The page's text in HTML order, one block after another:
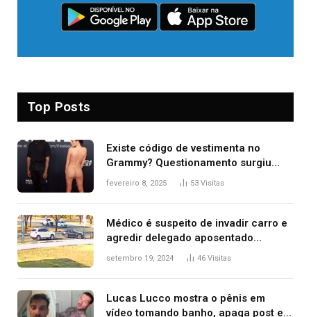
Top Posts
Existe código de vestimenta no
Grammy? Questionamento surgiu
após Bianca Censori, mulher de
fevereiro 8, 2025 53 Visitas
Médico é suspeito de invadir carro e
agredir delegado aposentado
durante confusão no trânsito
setembro 19, 2024 46 Visitas
Lucas Lucco mostra o pênis em
vídeo tomando banho, apaga post e